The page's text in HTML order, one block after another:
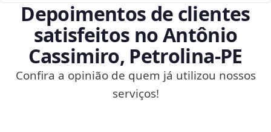
Depoimentos de clientes
satisfeitos no Antônio
Cassimiro, Petrolina‑PE
Confira a opinião de quem já utilizou nossos
serviços!